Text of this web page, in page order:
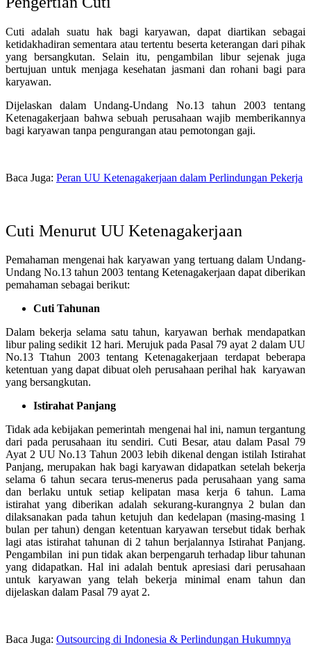
Cuti adalah suatu hak bagi karyawan, dapat diartikan sebagai
ketidakhadiran sementara atau tertentu beserta keterangan dari pihak
yang bersangkutan. Selain itu, pengambilan libur sejenak juga
bertujuan untuk menjaga kesehatan jasmani dan rohani bagi para
karyawan.
Dijelaskan dalam Undang-Undang No.13 tahun 2003 tentang
Ketenagakerjaan bahwa sebuah perusahaan wajib memberikannya
bagi karyawan tanpa pengurangan atau pemotongan gaji.
Baca Juga: Peran UU Ketenagakerjaan dalam Perlindungan Pekerja
Cuti Menurut UU Ketenagakerjaan
Pemahaman mengenai hak karyawan yang tertuang dalam Undang-
Undang No.13 tahun 2003 tentang Ketenagakerjaan dapat diberikan
pemahaman sebagai berikut:
Cuti Tahunan
Dalam bekerja selama satu tahun, karyawan berhak mendapatkan
libur paling sedikit 12 hari. Merujuk pada Pasal 79 ayat 2 dalam UU
No.13 Ttahun 2003 tentang Ketenagakerjaan terdapat beberapa
ketentuan yang dapat dibuat oleh perusahaan perihal hak karyawan
yang bersangkutan.
Istirahat Panjang
Tidak ada kebijakan pemerintah mengenai hal ini, namun tergantung
dari pada perusahaan itu sendiri. Cuti Besar, atau dalam Pasal 79
Ayat 2 UU No.13 Tahun 2003 lebih dikenal dengan istilah Istirahat
Panjang, merupakan hak bagi karyawan didapatkan setelah bekerja
selama 6 tahun secara terus-menerus pada perusahaan yang sama
dan berlaku untuk setiap kelipatan masa kerja 6 tahun. Lama
istirahat yang diberikan adalah sekurang-kurangnya 2 bulan dan
dilaksanakan pada tahun ketujuh dan kedelapan (masing-masing 1
bulan per tahun) dengan ketentuan karyawan tersebut tidak berhak
lagi atas istirahat tahunan di 2 tahun berjalannya Istirahat Panjang.
Pengambilan ini pun tidak akan berpengaruh terhadap libur tahunan
yang didapatkan. Hal ini adalah bentuk apresiasi dari perusahaan
untuk karyawan yang telah bekerja minimal enam tahun dan
dijelaskan dalam Pasal 79 ayat 2.
Baca Juga: Outsourcing di Indonesia & Perlindungan Hukumnya